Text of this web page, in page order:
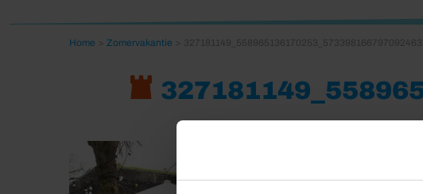
Home Zomervakantie